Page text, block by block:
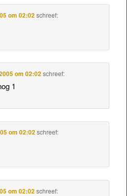
om 02:02 schreef:
om 02:02 schreef:
1
om 02:02 schreef:
om 02:02 schreef: